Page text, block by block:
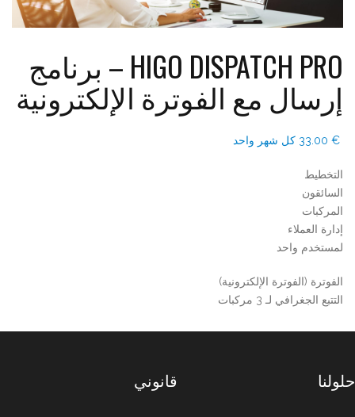
HIGO DISPATCH PRO – برنامج
إرسال مع الفوترة الإلكترونية
33.00 € ⁩ كل ⁦شهر واحد⁩
التخطيط
السائقون
المركبات
إدارة العملاء
لمستخدم واحد
الفوترة (الفوترة الإلكترونية)
التتبع الجغرافي لـ 3 مركبات
حلولنا قانوني